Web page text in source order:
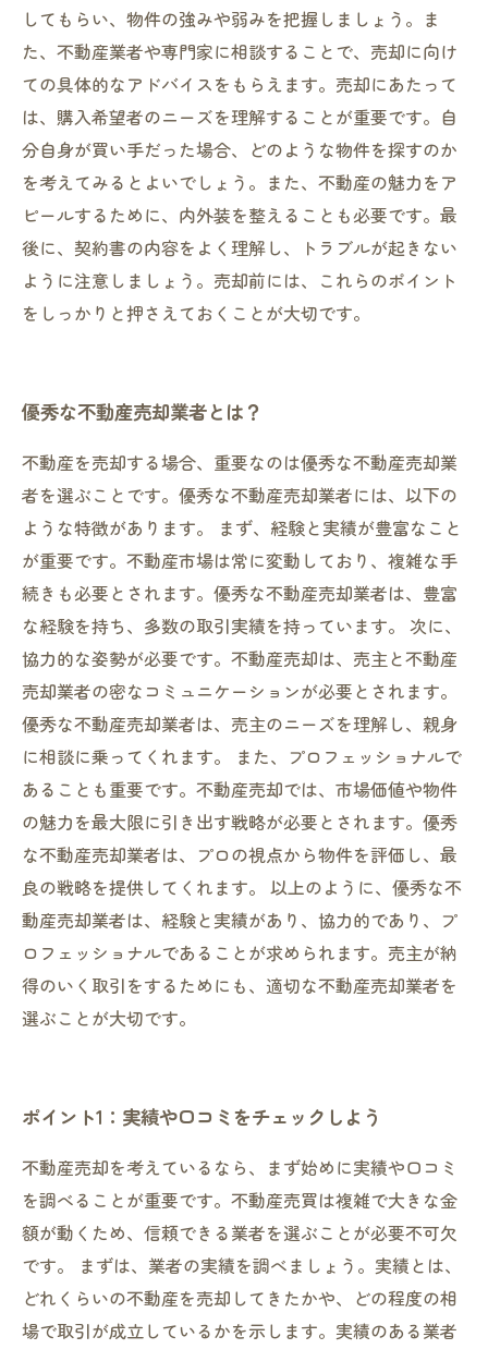
してもらい、物件の強みや弱みを把握しましょう。ま
た、不動産業者や専門家に相談することで、売却に向け
ての具体的なアドバイスをもらえます。売却にあたって
は、購入希望者のニーズを理解することが重要です。自
分自身が買い手だった場合、どのような物件を探すのか
を考えてみるとよいでしょう。また、不動産の魅力をア
ピールするために、内外装を整えることも必要です。最
後に、契約書の内容をよく理解し、トラブルが起きない
ように注意しましょう。売却前には、これらのポイント
をしっかりと押さえておくことが大切です。
優秀な不動産売却業者とは？
不動産を売却する場合、重要なのは優秀な不動産売却業
者を選ぶことです。優秀な不動産売却業者には、以下の
ような特徴があります。 まず、経験と実績が豊富なこと
が重要です。不動産市場は常に変動しており、複雑な手
続きも必要とされます。優秀な不動産売却業者は、豊富
な経験を持ち、多数の取引実績を持っています。 次に、
協力的な姿勢が必要です。不動産売却は、売主と不動産
売却業者の密なコミュニケーションが必要とされます。
優秀な不動産売却業者は、売主のニーズを理解し、親身
に相談に乗ってくれます。 また、プロフェッショナルで
あることも重要です。不動産売却では、市場価値や物件
の魅力を最大限に引き出す戦略が必要とされます。優秀
な不動産売却業者は、プロの視点から物件を評価し、最
良の戦略を提供してくれます。 以上のように、優秀な不
動産売却業者は、経験と実績があり、協力的であり、プ
ロフェッショナルであることが求められます。売主が納
得のいく取引をするためにも、適切な不動産売却業者を
選ぶことが大切です。
ポイント1：実績や口コミをチェックしよう
不動産売却を考えているなら、まず始めに実績や口コミ
を調べることが重要です。不動産売買は複雑で大きな金
額が動くため、信頼できる業者を選ぶことが必要不可欠
です。 まずは、業者の実績を調べましょう。実績とは、
どれくらいの不動産を売却してきたかや、どの程度の相
場で取引が成立しているかを示します。実績のある業者